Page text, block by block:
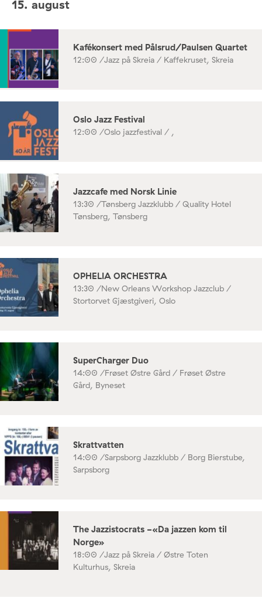
15. august
Kafékonsert med Pålsrud/Paulsen Quartet
12:00 /Jazz på Skreia / Kaffekruset, Skreia
Oslo Jazz Festival
12:00 /Oslo jazzfestival / ,
Jazzcafe med Norsk Linie
13:30 /Tønsberg Jazzklubb / Quality Hotel
Tønsberg, Tønsberg
OPHELIA ORCHESTRA
13:30 /New Orleans Workshop Jazzclub /
Stortorvet Gjæstgiveri, Oslo
SuperCharger Duo
14:00 /Frøset Østre Gård / Frøset Østre
Gård, Byneset
Skrattvatten
14:00 /Sarpsborg Jazzklubb / Borg Bierstube,
Sarpsborg
The Jazzistocrats -«Da jazzen kom til
Norge»
18:00 /Jazz på Skreia / Østre Toten
Kulturhus, Skreia